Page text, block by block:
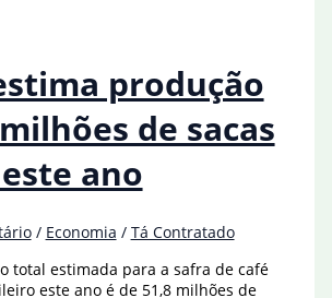
produção
de sacas
ano
/ Economia / Tá Contratado
total estimada para a safra de café
este ano é de 51,8 milhões de